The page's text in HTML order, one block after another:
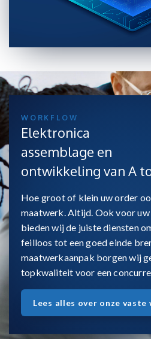
WORKFLOW
Elektronica
assemblage en
ontwikkeling van A
Hoe groot of klein uw order
maatwerk. Altijd. Ook voor uw
bieden wij de juiste diensten
feilloos tot een goed einde
maatwerkaanpak borgen wij
topkwaliteit voor een
Lees alles over onze